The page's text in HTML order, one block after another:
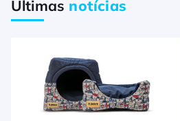
Últimas notícias